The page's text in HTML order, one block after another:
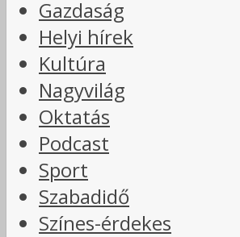
Gazdaság
Helyi hírek
Kultúra
Nagyvilág
Oktatás
Podcast
Sport
Szabadidő
Színes-érdekes